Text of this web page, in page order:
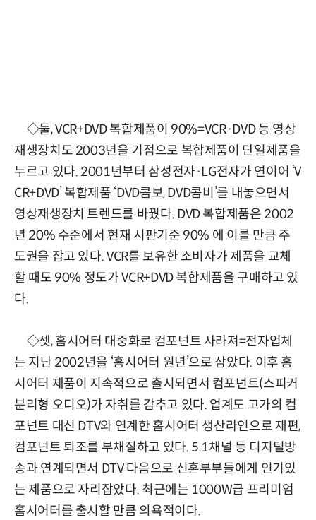
◇둘, VCR+DVD 복합제품이 90%=VCR·DVD 등 영상
재생장치도 2003년을 기점으로 복합제품이 단일제품을
누르고 있다. 2001년부터 삼성전자·LG전자가 연이어 ‘V
CR+DVD’ 복합제품 ‘DVD콤보, DVD콤비’를 내놓으면서
영상재생장치 트렌드를 바꿨다. DVD 복합제품은 2002
년 20% 수준에서 현재 시판기준 90% 에 이를 만큼 주
도권을 잡고 있다. VCR를 보유한 소비자가 제품을 교체
할 때도 90% 정도가 VCR+DVD 복합제품을 구매하고 있
다.
◇셋, 홈시어터 대중화로 컴포넌트 사라져=전자업체
는 지난 2002년을 ‘홈시어터 원년’으로 삼았다. 이후 홈
시어터 제품이 지속적으로 출시되면서 컴포넌트(스피커
분리형 오디오)가 자취를 감추고 있다. 업계도 고가의 컴
포넌트 대신 DTV와 연계한 홈시어터 생산라인으로 재편,
컴포넌트 퇴조를 부채질하고 있다. 5.1채널 등 디지털방
송과 연계되면서 DTV 다음으로 신혼부부들에게 인기있
는 제품으로 자리잡았다. 최근에는 1000W급 프리미엄
홈시어터를 출시할 만큼 의욕적이다.